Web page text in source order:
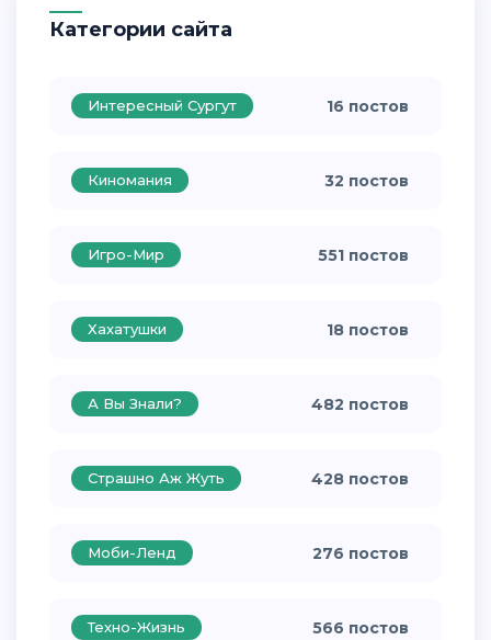
Категории сайта
Интересный Сургут 16 постов
Киномания 32 постов
Игро-Мир 551 постов
Хахатушки 18 постов
А Вы Знали? 482 постов
Страшно Аж Жуть 428 постов
Моби-Ленд 276 постов
Техно-Жизнь 566 постов